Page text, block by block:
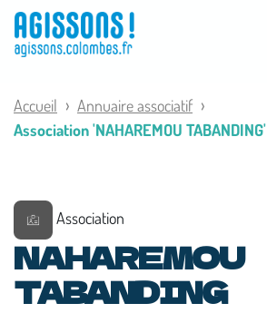
Accueil
Annuaire associatif
Association 'NAHAREMOU TABANDING'
Association
NAHAREMOU
TABANDING
Panneau de gestion des cookies